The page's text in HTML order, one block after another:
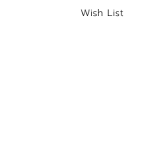
Wish List